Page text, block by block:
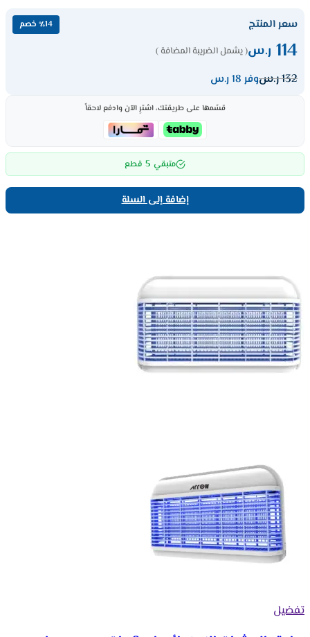
سعر المنتج ٪14 خصم
114 ر.س( يشمل الضريبة المضافة )
132ر.سوفر 18 ر.س
قسّمها على طريقتك، اشترِ الآن وادفع لاحقاً
متبقي 5 قطع
إضافة إلى السلة
تفضيل